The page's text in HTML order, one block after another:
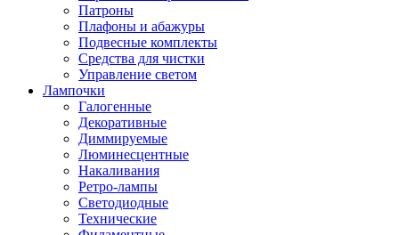
Патроны
Плафоны и абажуры
Подвесные комплекты
Средства для чистки
Управление светом
Лампочки
Галогенные
Декоративные
Диммируемые
Люминесцентные
Накаливания
Ретро-лампы
Светодиодные
Технические